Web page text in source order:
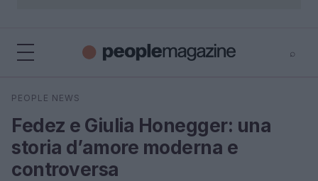
⌕
Cerca
PEOPLE NEWS
Fedez e Giulia Honegger: una
storia d’amore moderna e
controversa